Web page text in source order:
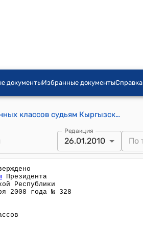
документыИзбранные документыСправка
Положение о порядке присвоения квалификационных классов судьям Кыргызской Республики (Утверждено Указом Президента КР от 10 сентября 2008 года № 328)
Редакция
26.01.2010